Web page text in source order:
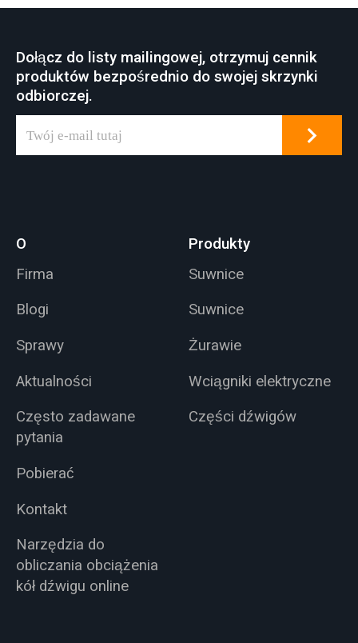
fabrykach, portach i
budowie statków itp.
Suwnica pomostowa
wielu przemysłowych
elektrowni, warsztatu
przemysłu lekkiego i
warsztatu przemysłu
Dołącz do listy mailingowej, otrzymuj cennik
produktów bezpośrednio do swojej skrzynki
odbiorczej.
O
Firma
Blogi
Sprawy
Aktualności
Często zadawane
pytania
Pobierać
Kontakt
Narzędzia do
obliczania obciążenia
kół dźwigu online
Produkty
Suwnice
Suwnice
Żurawie
Wciągniki elektryczne
Części dźwigów